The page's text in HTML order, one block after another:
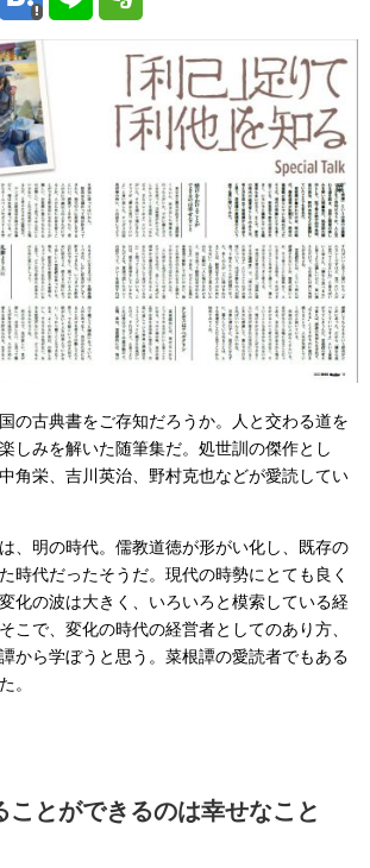
の古典書をご存知だろうか。人と交わる道を
しみを解いた随筆集だ。処世訓の傑作とし
角栄、吉川英治、野村克也などが愛読してい
、明の時代。儒教道徳が形がい化し、既存の
時代だったそうだ。現代の時勢にとても良く
化の波は大きく、いろいろと模索している経
こで、変化の時代の経営者としてのあり方、
から学ぼうと思う。菜根譚の愛読者でもある
。
ことができるのは幸せなこと